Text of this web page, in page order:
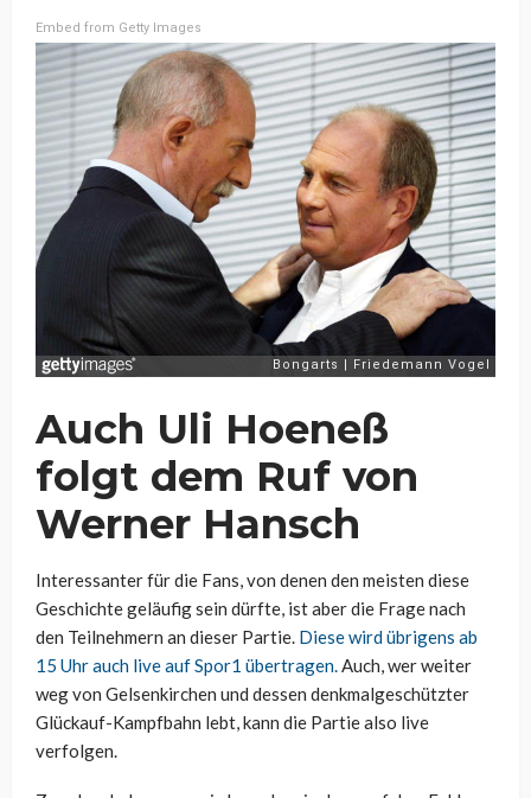
Embed from Getty Images
Auch Uli Hoeneß
folgt dem Ruf von
Werner Hansch
Interessanter für die Fans, von denen den meisten diese
Geschichte geläufig sein dürfte, ist aber die Frage nach
den Teilnehmern an dieser Partie. Diese wird übrigens ab
15 Uhr auch live auf Spor1 übertragen.Auch, wer weiter
weg von Gelsenkirchen und dessen denkmalgeschützter
Glückauf-Kampfbahn lebt, kann die Partie also live
verfolgen.